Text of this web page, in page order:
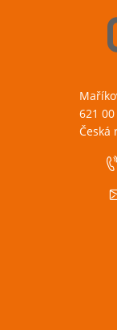
621
Česká